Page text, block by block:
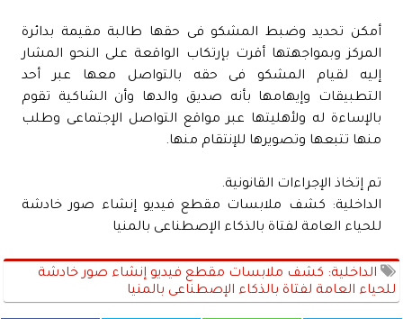
أمكن تحديد وضبط المشكو فى حقها طالبة مقيمة بدائرة
المركز وبمواجهتها أقرت بإرتكاب الواقعة على النحو المشار
إليه لقيام المشكو فى حقه بالتواصل معها عبر أحد
التطبيقات وإيهامها بأنه صديق والدها وأن الشاكية تقوم
بالإساءة له ولأهليتها عبر مواقع التواصل الإجتماعى وطلب
منها تتبعها وتصويرها للإنتقام منها.
تم إتخاذ الإجراءات القانونية.
الداخلية: كشف ملابسات مقطع فيديو إنشاء صور خادشة
للحياء العامة لفتاة بالذكاء الإصطناعى بالمنيا
الداخلية: كشف ملابسات مقطع فيديو إنشاء صور خادشة
للحياء العامة لفتاة بالذكاء الإصطناعى بالمنيا